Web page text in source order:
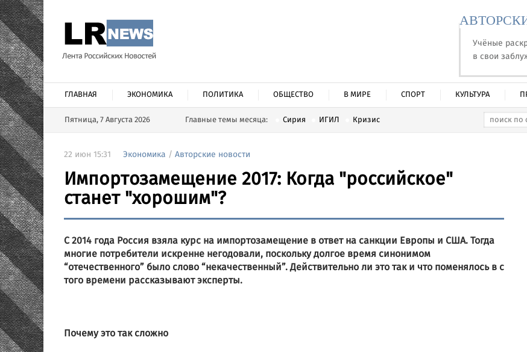
Учёные
в свои
ГЛАВНАЯ ЭКОНОМИКА ПОЛИТИКА ОБЩЕСТВО В МИРЕ СПОРТ КУЛЬТУРА
Пятница, 7 Августа 2026
Главные темы месяца: Сирия ИГИЛ Кризис
22 июн 15:31 Экономика / Авторские новости
Импортозамещение 2017: Когда "российское"
станет "хорошим"?
С 2014 года Россия взяла курс на импортозамещение в ответ на санкции Европы и США. Тогда
многие потребители искренне негодовали, поскольку долгое время синонимом
“отечественного” было слово “некачественный”. Действительно ли это так и что поменялось в с
того времени рассказывают эксперты.
Почему это так сложно